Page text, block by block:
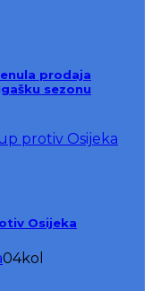
prodaja
sezonu
Osijeka
04kol